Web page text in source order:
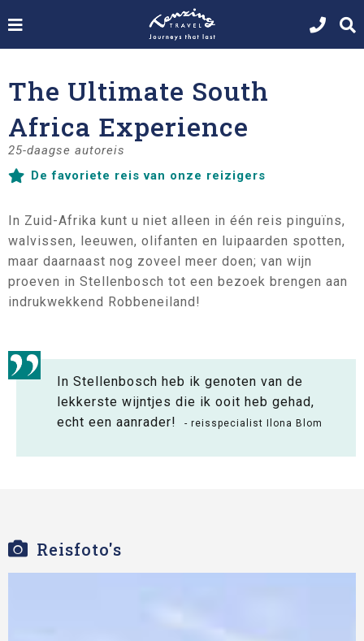
The Ultimate South
Africa Experience
25-daagse autoreis
De favoriete reis van onze reizigers
In Zuid-Afrika kunt u niet alleen in één reis pinguïns,
walvissen, leeuwen, olifanten en luipaarden spotten,
maar daarnaast nog zoveel meer doen; van wijn
proeven in Stellenbosch tot een bezoek brengen aan
indrukwekkend Robbeneiland!
In Stellenbosch heb ik genoten van de
lekkerste wijntjes die ik ooit heb gehad,
echt een aanrader!
- reisspecialist Ilona Blom
Reisfoto's